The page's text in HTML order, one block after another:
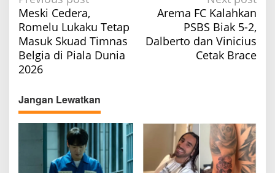
o
s
t
n
v
i
Meski Cedera,
Romelu Lukaku Tetap
Masuk Skuad Timnas
Belgia di Piala Dunia
2026
Arema FC Kalahkan
PSBS Biak 5-2,
Dalberto dan Vinicius
Cetak Brace
Jangan Lewatkan